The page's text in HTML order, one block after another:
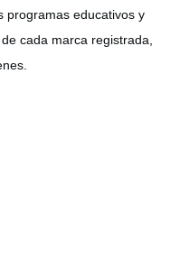
programas educativos y
cada marca registrada,